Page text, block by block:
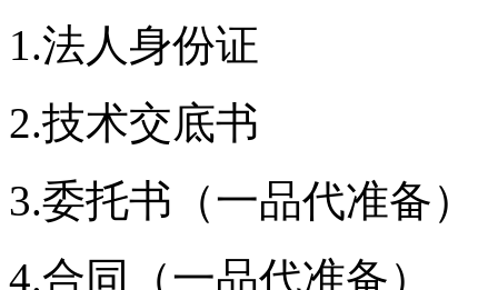
1.法人身份证
2.技术交底书
3.委托书（一品代准备）
4.合同（一品代准备）